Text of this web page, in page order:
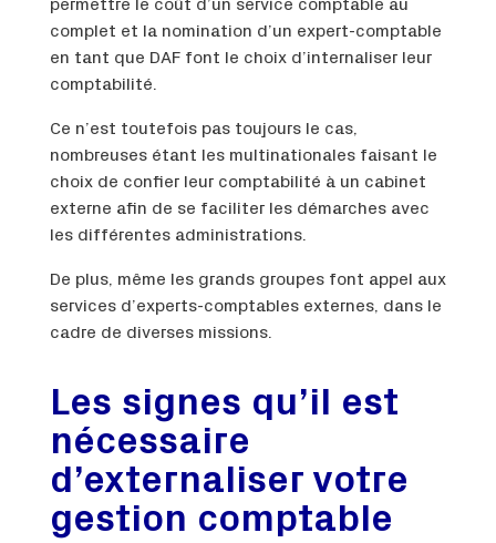
permettre le coût d’un service comptable au
complet et la nomination d’un expert-comptable
en tant que DAF font le choix d’internaliser leur
comptabilité.
Ce n’est toutefois pas toujours le cas,
nombreuses étant les multinationales faisant le
choix de confier leur comptabilité à un cabinet
externe afin de se faciliter les démarches avec
les différentes administrations.
De plus, même les grands groupes font appel aux
services d’experts-comptables externes, dans le
cadre de diverses missions.
Les signes qu’il est
nécessaire
d’externaliser votre
gestion comptable